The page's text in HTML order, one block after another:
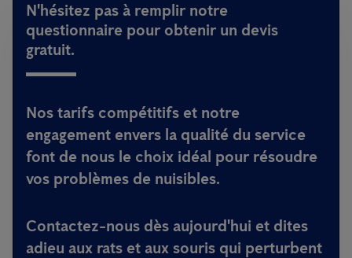
N'hésitez pas à remplir notre
questionnaire pour obtenir un devis
gratuit.
Nos tarifs compétitifs et notre
engagement envers la qualité du service
font de nous le choix idéal pour résoudre
vos problèmes de nuisibles.
Contactez-nous dès aujourd'hui et dites
adieu aux rats et aux souris qui perturbent